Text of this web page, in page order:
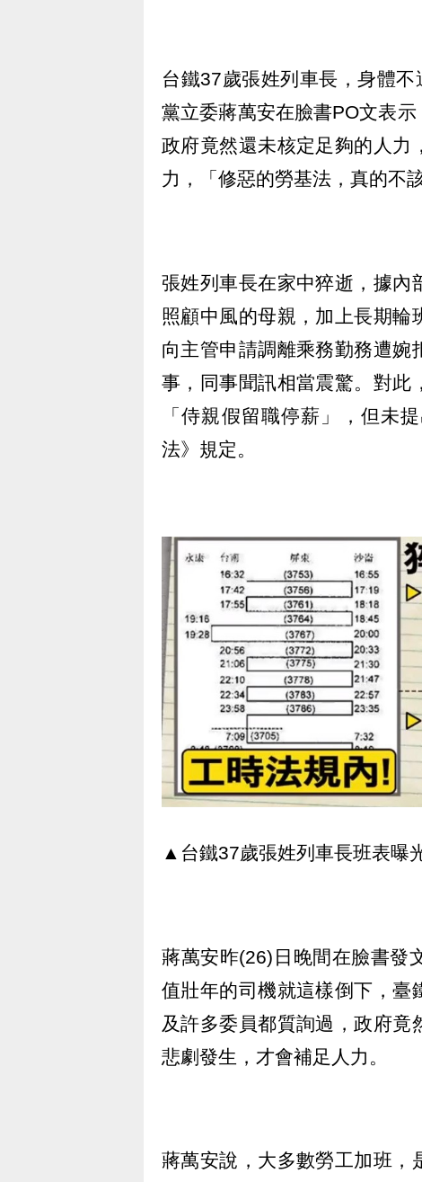
台鐵37歲張姓列車長，身體
黨立委蔣萬安在臉書PO文表
政府竟然還未核定足夠的人力
力，「修惡的勞基法，真的不
張姓列車長在家中猝逝，據內
照顧中風的母親，加上長期輪
向主管申請調離乘務勤務遭婉
事，同事聞訊相當震驚。對此
「侍親假留職停薪」，但未
法》規定。
▲台鐵37歲張姓列車長班表曝
蔣萬安昨(26)日晚間在臉書發
值壯年的司機就這樣倒下，臺
及許多委員都質詢過，政府
悲劇發生，才會補足人力。
蔣萬安說，大多數勞工加班，